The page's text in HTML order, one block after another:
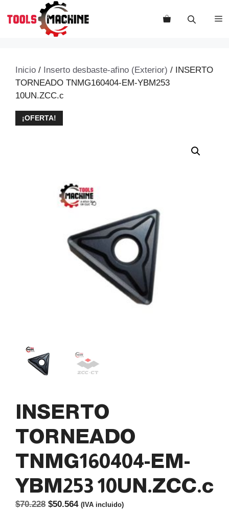
Inicio / Inserto desbaste-afino (Exterior) / INSERTO
TORNEADO TNMG160404-EM-YBM253
10UN.ZCC.c
¡OFERTA!
INSERTO
TORNEADO
TNMG160404-EM-
YBM253 10UN.ZCC.c
$70.228 El
$50.564El(IVA incluido)